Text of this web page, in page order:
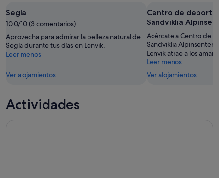
ago
-
8
ago
semana,
7
ago
-
9
próximo
fin
de
semana,
14
-
Segla
10.0/10 (3 comentarios)
Aprovecha para admirar la belleza natural de
Segla durante tus días en Lenvik.
Leer menos
Ver alojamientos
Centro de
Sandviklia
Acércate a Centro de
Sandviklia Alpinsenter
Lenvik atrae a los
Leer menos
Ver alojamientos
Actividades